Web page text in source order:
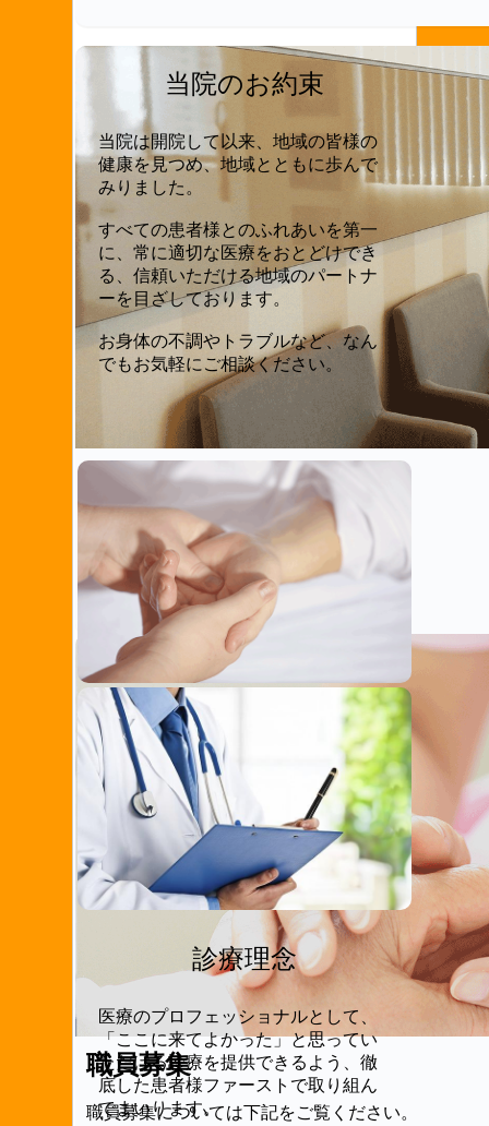
施設紹介
当院の各施設のご紹
介です。ご来院の際
はご覧ください。
詳しくはこちら
職員募集
職員募集については下記をご覧ください。
当院のお約束
当院は開院して以来、地域の皆様の
健康を見つめ、地域とともに歩んで
みりました。
すべての患者様とのふれあいを第一
に、常に適切な医療をおとどけでき
る、信頼いただける地域のパートナ
ーを目ざしております。
お身体の不調やトラブルなど、なん
でもお気軽にご相談ください。
診療理念
医療のプロフェッショナルとして、
「ここに来てよかった」と思ってい
ただける診療を提供できるよう、徹
底した患者様ファーストで取り組ん
でまいります。